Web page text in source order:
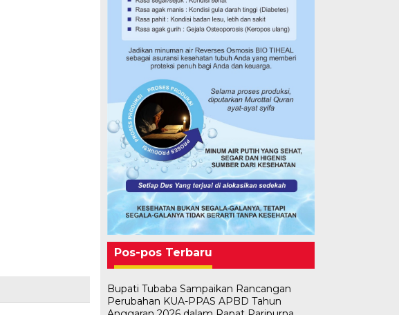
Pos-pos Terbaru
Bupati Tubaba Sampaikan Rancangan
Perubahan KUA-PPAS APBD Tahun